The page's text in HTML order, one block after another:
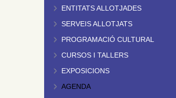
ENTITATS ALLOTJADES
SERVEIS ALLOTJATS
PROGRAMACIÓ CULTURAL
CURSOS I TALLERS
EXPOSICIONS
AGENDA